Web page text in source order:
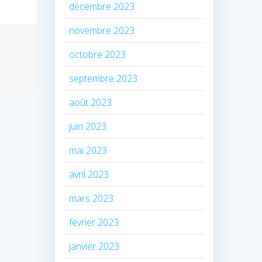
décembre 2023
novembre 2023
octobre 2023
septembre 2023
août 2023
juin 2023
mai 2023
avril 2023
mars 2023
février 2023
janvier 2023